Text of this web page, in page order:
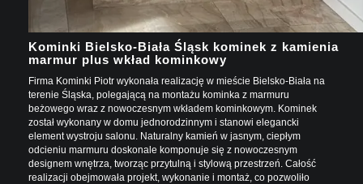
Kominki Bielsko-Biała Śląsk kominek z kamienia
marmur plus wkład kominkowy
Firma Kominki Piotr wykonała realizację w mieście Bielsko-Biała na
terenie Śląska, polegającą na montażu kominka z marmuru
beżowego wraz z nowoczesnym wkładem kominkowym. Kominek
został wykonany w domu jednorodzinnym i stanowi elegancki
element wystroju salonu. Naturalny kamień w jasnym, ciepłym
odcieniu marmuru doskonale komponuje się z nowoczesnym
designem wnętrza, tworząc przytulną i stylową przestrzeń. Całość
realizacji obejmowała projekt, wykonanie i montaż, co pozwoliło